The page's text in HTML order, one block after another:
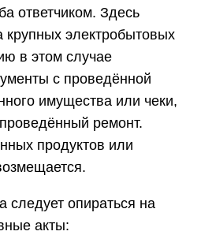
ответчиком. Здесь
крупных электробытовых
в этом случае
с проведённой
имущества или чеки,
ремонт.
продуктов или
следует опираться на
акты: